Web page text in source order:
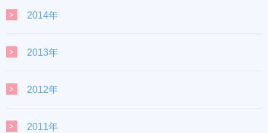
2014年
2013年
2012年
2011年